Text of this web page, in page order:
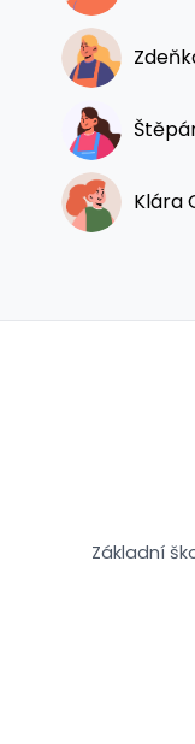
Klára
Základní